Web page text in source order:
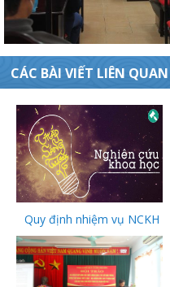
CÁC BÀI VIẾT LIÊN QUAN
Quy định nhiệm vụ NCKH